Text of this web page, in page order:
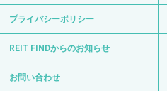
プライバシーポリシー
REIT FINDからのお知らせ
お問い合わせ